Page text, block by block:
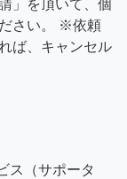
」を頂いて、個
さい。 ※依頼
ば、キャンセル
ス（サポータ